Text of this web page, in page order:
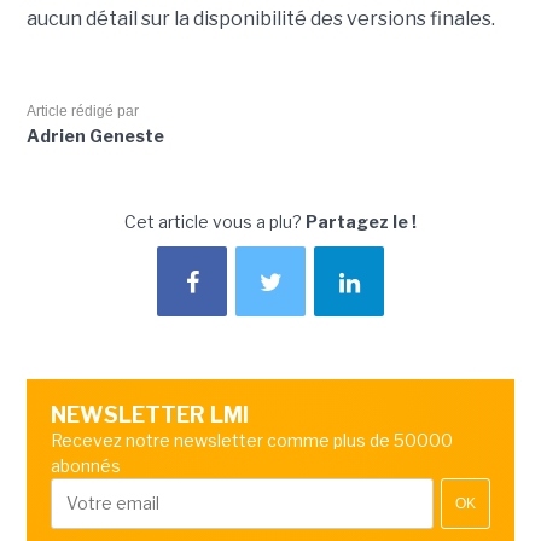
aucun détail sur la disponibilité des versions finales.
Article rédigé par
Adrien Geneste
Cet article vous a plu? Partagez le !
NEWSLETTER LMI
Recevez notre newsletter comme plus de 50000
abonnés
OK